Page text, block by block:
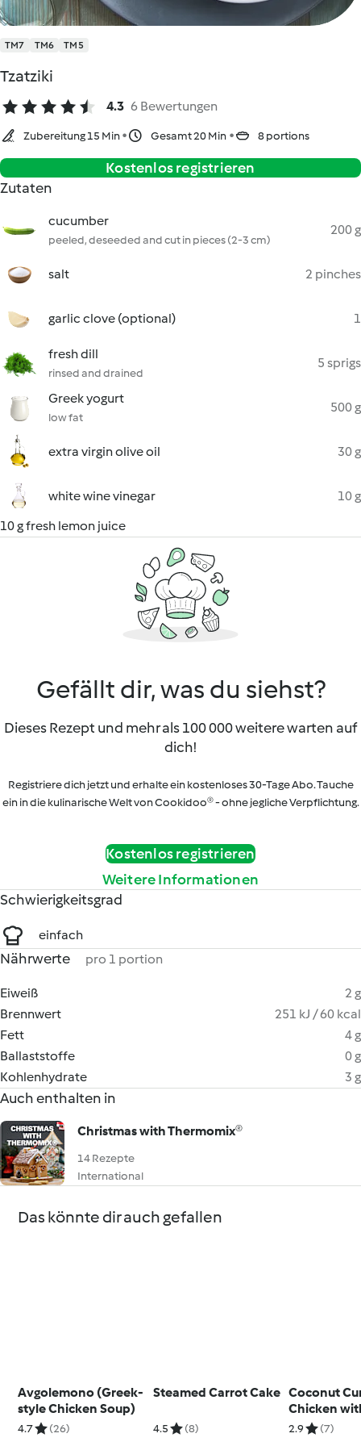
TM7 TM6 TM5
Tzatziki
4.3 6 Bewertungen
Zubereitung 15 Min Gesamt 20 Min 8 portions
Kostenlos registrieren
Zutaten
cucumber
peeled, deseeded and cut in pieces (2-3 cm)
200 g
salt 2 pinches
garlic clove (optional) 1
fresh dill
rinsed and drained
5 sprigs
Greek yogurt
low fat
500 g
extra virgin olive oil 30 g
white wine vinegar
10 g
10 g fresh lemon juice
Gefällt dir, was du siehst?
Dieses Rezept und mehr als 100 000 weitere warten auf
dich!
Registriere dich jetzt und erhalte ein kostenloses 30-Tage Abo. Tauche
ein in die kulinarische Welt von Cookidoo® - ohne jegliche Verpflichtung.
Kostenlos registrieren
Weitere Informationen
Schwierigkeitsgrad
einfach
Nährwerte pro 1 portion
Eiweiß
2 g
Brennwert
251 kJ / 60 kcal
Fett
4 g
Ballaststoffe
0 g
Kohlenhydrate
3 g
Auch enthalten in
Christmas with Thermomix®
14 Rezepte
International
Das könnte dir auch gefallen
Avgolemono (Greek-
style Chicken Soup)
4.7 (26)
Steamed Carrot Cake
4.5 (8)
Coconut
Chicken
Rice
2.9 (7)